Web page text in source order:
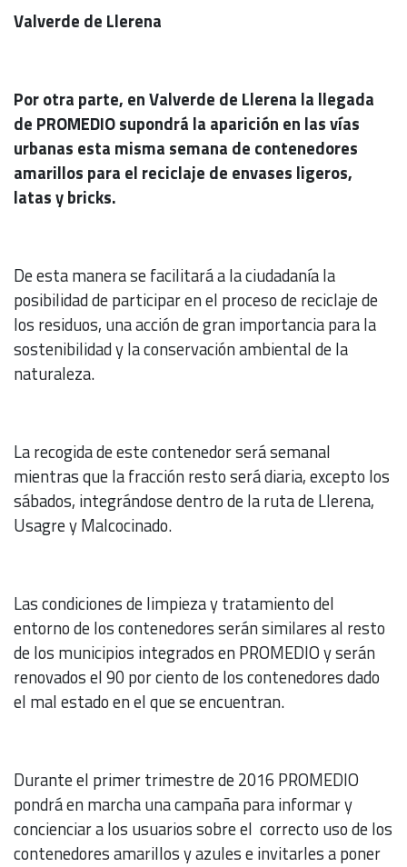
Valverde de Llerena
Por otra parte, en Valverde de Llerena la llegada
de PROMEDIO supondrá la aparición en las vías
urbanas esta misma semana de contenedores
amarillos para el reciclaje de envases ligeros,
latas y bricks.
De esta manera se facilitará a la ciudadanía la
posibilidad de participar en el proceso de reciclaje de
los residuos, una acción de gran importancia para la
sostenibilidad y la conservación ambiental de la
naturaleza.
La recogida de este contenedor será semanal
mientras que la fracción resto será diaria, excepto los
sábados, integrándose dentro de la ruta de Llerena,
Usagre y Malcocinado.
Las condiciones de limpieza y tratamiento del
entorno de los contenedores serán similares al resto
de los municipios integrados en PROMEDIO y serán
renovados el 90 por ciento de los contenedores dado
el mal estado en el que se encuentran.
Durante el primer trimestre de 2016 PROMEDIO
pondrá en marcha una campaña para informar y
concienciar a los usuarios sobre el correcto uso de los
contenedores amarillos y azules e invitarles a poner